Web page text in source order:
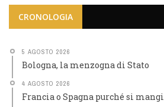
CRONOLOGIA
5 AGOSTO 2026
Bologna, la menzogna di Stato
4 AGOSTO 2026
Francia o Spagna purché si mangi